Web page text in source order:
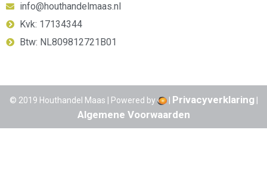
info@houthandelmaas.nl
Kvk: 17134344
Btw: NL809812721B01
© 2019 Houthandel Maas | Powered by | Privacyverklaring|
Algemene Voorwaarden